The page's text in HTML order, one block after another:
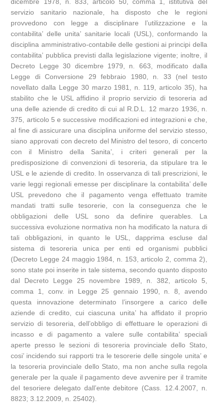
servizio sanitario nazionale, ha disposto che le regioni
provvedono con legge a disciplinare l’utilizzazione e la
contabilita’ delle unita’ sanitarie locali (USL), conformando la
disciplina amministrativo-contabile delle gestioni ai principi della
contabilita’ pubblica previsti dalla legislazione vigente; inoltre, il
Decreto Legge 30 dicembre 1979, n. 663, modificato dalla
Legge di Conversione 29 febbraio 1980, n. 33 (nel testo
novellato dalla Legge 30 marzo 1981, n. 119, articolo 35), ha
stabilito che le USL affidino il proprio servizio di tesoreria ad
una delle aziende di credito di cui al R.D.L. 12 marzo 1936, n.
375, articolo 5 e successive modificazioni ed integrazioni e che,
al fine di assicurare una disciplina uniforme del servizio stesso,
siano approvati con decreto del Ministro del tesoro, di concerto
con il Ministro della Sanita’, i criteri generali per la
predisposizione di convenzioni di tesoreria, da stipulare tra le
USL e le aziende di credito. In osservanza di tali prescrizioni, le
varie leggi regionali emesse per disciplinare la contabilita’ delle
USL prevedono che il pagamento venga effettuato tramite
mandati tratti sulle tesorerie, con la conseguenza che le
obbligazioni delle USL sono da definire querables. La
successiva evoluzione normativa non ha modificato la natura di
tali obbligazioni, in quanto le USL, dapprima escluse dal
sistema di tesoreria unica per enti ed organismi pubblici
(Decreto Legge 24 maggio 1984, n. 153, articolo 2, comma 2),
sono state poi inserite in tale sistema, secondo quanto disposto
dal Decreto Legge 25 novembre 1989, n. 382, articolo 5,
comma 1, conv. in Legge 25 gennaio 1990, n. 8, avendo
questa innovazione determinato l’insorgere a carico delle
aziende di credito, cui ciascuna unita’ ha affidato il proprio
servizio di tesoreria, dell’obbligo di effettuare le operazioni di
incasso e di pagamento a valere sulle contabilita’ speciali
aperte presso le sezioni di tesoreria provinciale dello Stato,
cosi’ incidendo sui rapporti tra le tesorerie delle singole unita’ e
la tesoreria provinciale dello Stato, ma non anche sulla regola
generale per la quale il pagamento deve avvenire per il tramite
del tesoriere delegato dall’ente debitore (Cass. 12.4.2007, n.
8823; 3.12.2009, n. 25402).